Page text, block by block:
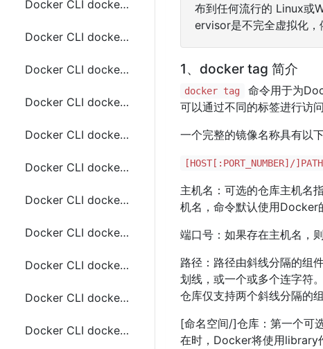
Docker CLI docker build 常用命令
Docker CLI docker buildx 常用命令
Docker CLI docker buildx bake 常用命令
Docker CLI docker buildx build 常用命令
Docker CLI docker buildx create 常用命令
Docker CLI docker buildx du 常用命令
Docker CLI docker buildx imagetools create 常用命令
Docker CLI docker buildx imagetools inspect常用命令
Docker CLI docker buildx inspect常用命令
Docker CLI docker buildx prune常用命令
Docker CLI docker buildx rm常用命令
布到任何流行的 Linux或
ervisor是不完全虚拟化
1、docker tag 简介
docker tag
命令用于为
可以通过不同的标签进行访问
一个完整的镜像名称具有以
[HOST[:PORT_NUMBER]/]PATH
主机名：可选的仓库主机名
机名，命令默认使用Docker
端口号：如果存在主机名，
路径：路径由斜线分隔的组
划线，或一个或多个连字符
仓库仅支持两个斜线分隔的
[命名空间/]仓库：第一个可
在时，Docker将使用library